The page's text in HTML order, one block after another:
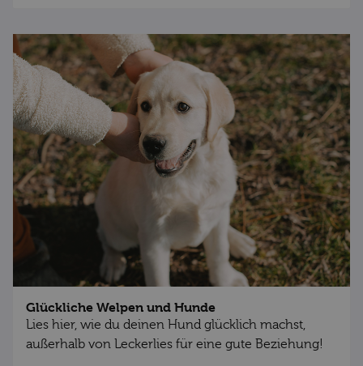
Glückliche Welpen und Hunde
Lies hier, wie du deinen Hund glücklich machst,
außerhalb von Leckerlies für eine gute Beziehung!